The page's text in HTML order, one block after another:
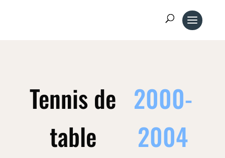
Tennis de
table
2000-
2004